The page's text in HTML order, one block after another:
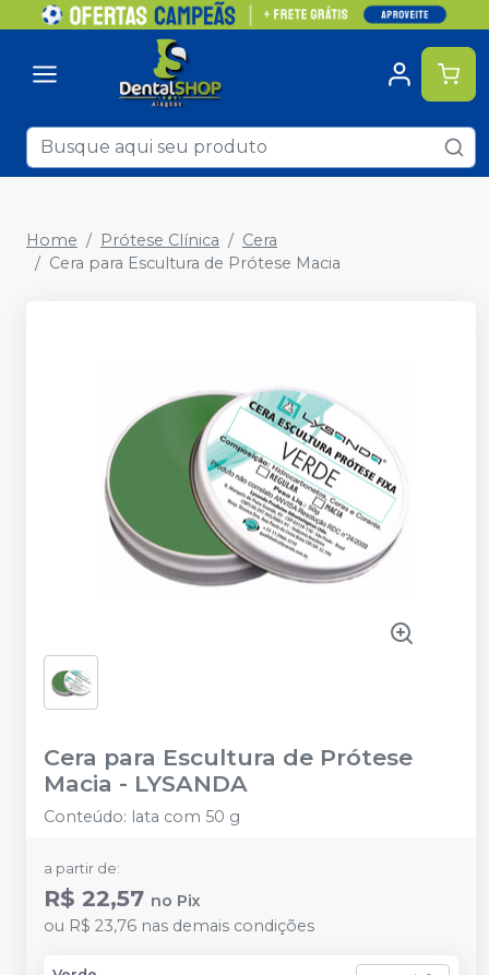
Home Prótese Clínica
Cera
Cera para Escultura de Prótese Macia
Cera para Escultura de Prótese
Macia - LYSANDA
Conteúdo: lata com 50 g
a partir de:
R$ 22,57 no Pix
ou R$ 23,76 nas demais condições